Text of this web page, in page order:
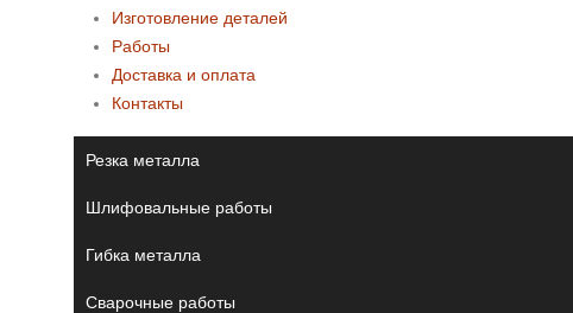
Изготовление деталей
Работы
Доставка и оплата
Контакты
Резка металла
Шлифовальные работы
Гибка металла
Сварочные работы